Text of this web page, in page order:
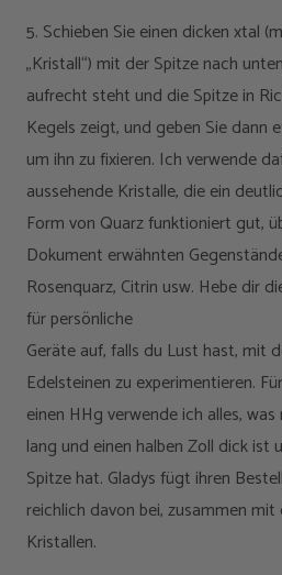
5. Schieben Sie einen dicken xtal
„Kristall“) mit der Spitze nach
aufrecht steht und die Spitze in
Kegels zeigt, und geben Sie dann
um ihn zu fixieren. Ich verwende
aussehende Kristalle, die ein
Form von Quarz funktioniert gut,
Dokument erwähnten
Rosenquarz, Citrin usw. Hebe dir
für persönliche
Geräte auf, falls du Lust hast, mit
Edelsteinen zu experimentieren. Für
einen HHg verwende ich alles,
lang und einen halben Zoll dick ist
Spitze hat. Gladys fügt ihren
reichlich davon bei, zusammen
Kristallen.